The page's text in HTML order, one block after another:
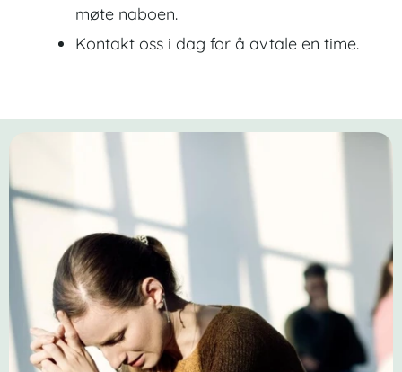
møte naboen.
Kontakt oss i dag for å avtale en time.